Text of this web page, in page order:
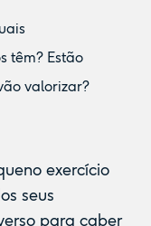
têm? Estão
valorizar?
exercício
seus
para caber